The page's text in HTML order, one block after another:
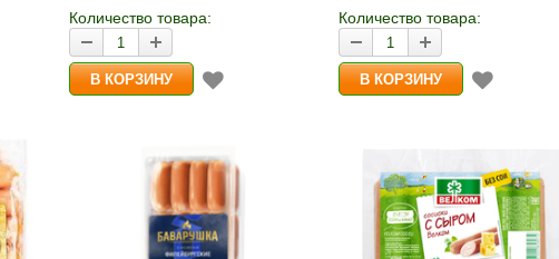
Количество товара: Количество товара: